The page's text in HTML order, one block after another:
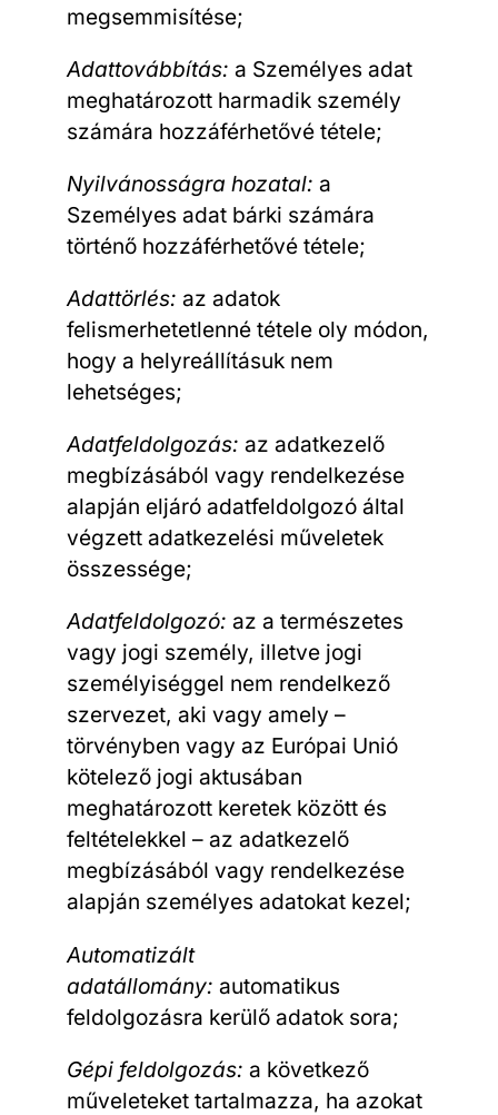
megsemmisítése;
Adattovábbítás: a Személyes adat
meghatározott harmadik személy
számára hozzáférhetővé tétele;
Nyilvánosságra hozatal: a
Személyes adat bárki számára
történő hozzáférhetővé tétele;
Adattörlés: az adatok
felismerhetetlenné tétele oly módon,
hogy a helyreállításuk nem
lehetséges;
Adatfeldolgozás: az adatkezelő
megbízásából vagy rendelkezése
alapján eljáró adatfeldolgozó által
végzett adatkezelési műveletek
összessége;
Adatfeldolgozó: az a természetes
vagy jogi személy, illetve jogi
személyiséggel nem rendelkező
szervezet, aki vagy amely –
törvényben vagy az Európai Unió
kötelező jogi aktusában
meghatározott keretek között és
feltételekkel – az adatkezelő
megbízásából vagy rendelkezése
alapján személyes adatokat kezel;
Automatizált
adatállomány: automatikus
feldolgozásra kerülő adatok sora;
Gépi feldolgozás: a következő
műveleteket tartalmazza, ha azokat